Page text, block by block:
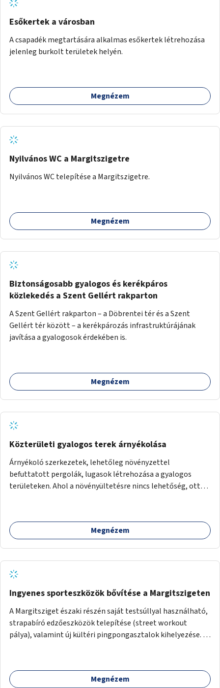
Esőkertek a városban
A csapadék megtartására alkalmas esőkertek létrehozása
jelenleg burkolt területek helyén.
Megnézem
Nyilvános WC a Margitszigetre
Nyilvános WC telepítése a Margitszigetre.
Megnézem
Biztonságosabb gyalogos és kerékpáros
közlekedés a Szent Gellért rakparton
A Szent Gellért rakparton – a Döbrentei tér és a Szent
Gellért tér között – a kerékpározás infrastruktúrájának
javítása a gyalogosok érdekében is.
Megnézem
Közterületi gyalogos terek árnyékolása
Árnyékoló szerkezetek, lehetőleg növényzettel
befuttatott pergolák, lugasok létrehozása a gyalogos
területeken. Ahol a növényültetésre nincs lehetőség, ott
Megnézem
Ingyenes sporteszközök bővítése a Margitszigeten
A Margitsziget északi részén saját testsúllyal használható,
strapabíró edzőeszközök telepítése (street workout
pálya), valamint új kültéri pingpongasztalok kihelyezése. A
népszerű, ingyenes sportolási lehetőség válna elérhetővé a
sziget északi felén, ahol jelenleg egyetlen asztal sem
Megnézem